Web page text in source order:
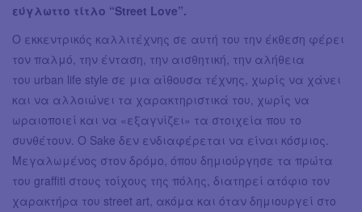
εύγλωττο τίτλο “Street Love”.
Ο εκκεντρικός καλλιτέχνης σε αυτή του την έκθεση φέρει
τον παλμό, την ένταση, την αισθητική, την αλήθεια
του urban life style σε μια αίθουσα τέχνης, χωρίς να χάνει
και να αλλοιώνει τα χαρακτηριστικά του, χωρίς να
ωραιοποιεί και να «εξαγνίζει» τα στοιχεία που το
συνθέτουν. Ο Sake δεν ενδιαφέρεται να είναι κόσμιος.
Μεγαλωμένος στον δρόμο, όπου δημιούργησε τα πρώτα
του graffiti στους τοίχους της πόλης, διατηρεί ατόφιο τον
χαρακτήρα του street art, ακόμα και όταν δημιουργεί στο